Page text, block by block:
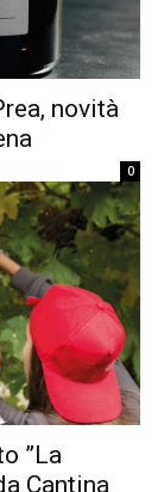
novità
0
”La
Cantina